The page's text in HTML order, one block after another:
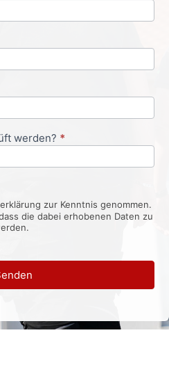
werden? *
zur Kenntnis genommen.
die dabei erhobenen Daten zu